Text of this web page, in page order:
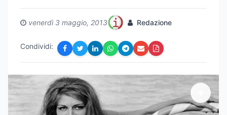
venerdì 3 maggio, 2013 Redazione
Condividi: